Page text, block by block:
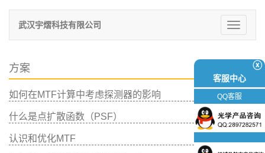
切
换
武汉宇熠科技有限公司
方案
如何在MTF计算中考虑探测器的影响
什么是点扩散函数（PSF）
认识和优化MTF
ⓧ
客服中心
QQ客服